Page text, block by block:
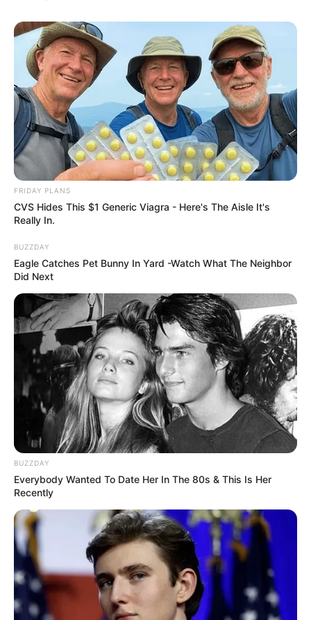
FRIDAY PLANS
CVS Hides This $1 Generic Viagra - Here's The Aisle It's
Really In.
BUZZDAY
Eagle Catches Pet Bunny In Yard -Watch What The Neighbor
Did Next
BUZZDAY
Everybody Wanted To Date Her In The 80s & This Is Her
Recently